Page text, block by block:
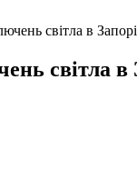
світла в
світла в